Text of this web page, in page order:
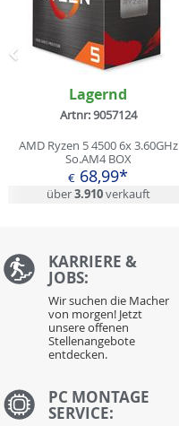
Lagernd
Artnr: 9057124
AMD Ryzen 5 4500 6x 3.60GHz
So.AM4 BOX
€ 68,99*
über3.910verkauft
Zurück
KARRIERE &
JOBS:
Wir suchen die Macher
von morgen! Jetzt
unsere offenen
Stellenangebote
entdecken.
PC MONTAGE
SERVICE: